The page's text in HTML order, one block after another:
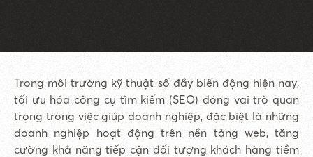
Trong môi trường kỹ thuật số đầy biến động hiện nay,
tối ưu hóa công cụ tìm kiếm (SEO) đóng vai trò quan
trọng trong việc giúp doanh nghiệp, đặc biệt là những
doanh nghiệp hoạt động trên nền tảng web, tăng
cường khả năng tiếp cận đối tượng khách hàng tiềm